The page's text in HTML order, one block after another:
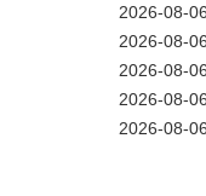
2026-08-06
2026-08-06
2026-08-06
2026-08-06
2026-08-06